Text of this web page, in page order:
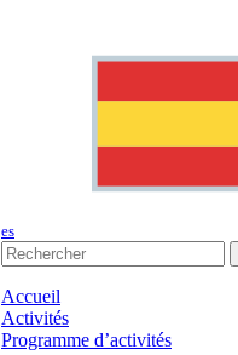
es
Accueil
Activités
Programme d’activités